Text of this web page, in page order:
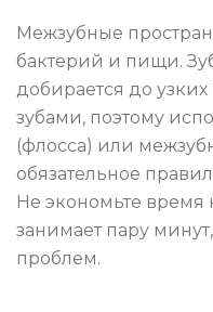
Межзубные
бактерий и пищи.
добирается до
зубами, поэтому
(флосса) или
обязательное
Не экономьте время
занимает пару
проблем.